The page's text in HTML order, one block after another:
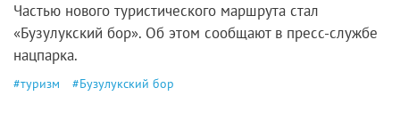
Частью нового туристического маршрута стал
«Бузулукский бор». Об этом сообщают в пресс-службе
нацпарка.
#туризм #Бузулукский бор